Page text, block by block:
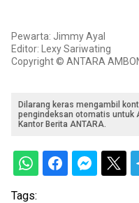
Pewarta: Jimmy Ayal
Editor: Lexy Sariwating
Copyright © ANTARA
Dilarang keras mengambil
pengindeksan otomatis untuk
Kantor Berita ANTARA.
Tags: